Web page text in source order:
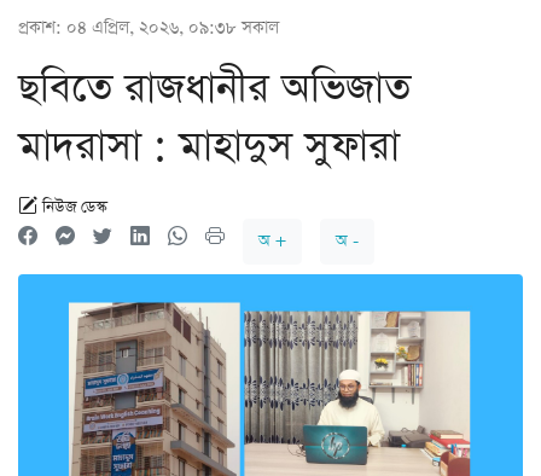
প্রকাশ: ০৪ এপ্রিল, ২০২৬, ০৯:৩৮ সকাল
ছবিতে রাজধানীর অভিজাত
মাদরাসা : মাহাদুস সুফারা
নিউজ ডেস্ক
অ +
অ -